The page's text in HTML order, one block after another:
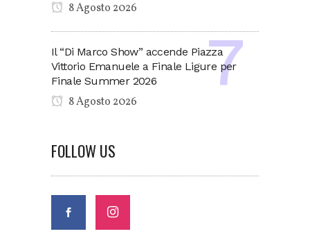
8 Agosto 2026
Il “Di Marco Show” accende Piazza
Vittorio Emanuele a Finale Ligure per
Finale Summer 2026
8 Agosto 2026
FOLLOW US